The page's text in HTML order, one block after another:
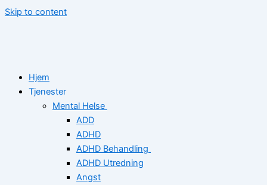
Skip to content
Hjem
Tjenester
Mental Helse
ADD
ADHD
ADHD Behandling
ADHD Utredning
Angst